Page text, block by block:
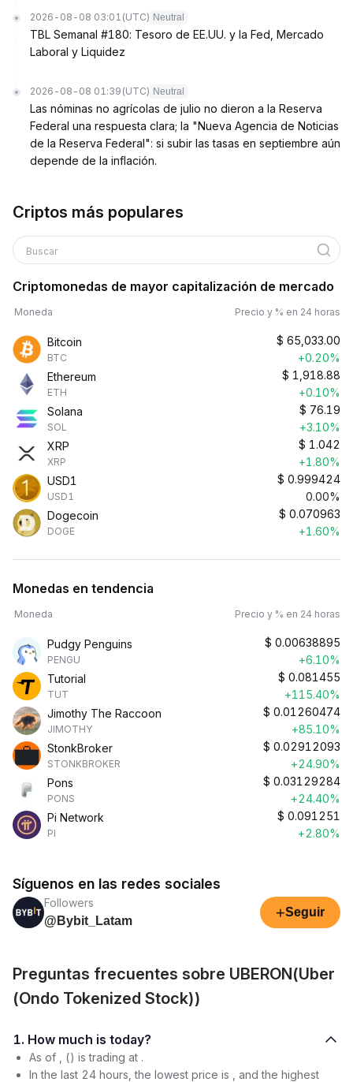
2026-08-08 03:01 (UTC) Neutral
TBL Semanal #180: Tesoro de EE.UU. y la Fed, Mercado
Laboral y Liquidez
2026-08-08 01:39 (UTC) Neutral
Las nóminas no agrícolas de julio no dieron a la Reserva
Federal una respuesta clara; la "Nueva Agencia de Noticias
de la Reserva Federal": si subir las tasas en septiembre aún
depende de la inflación.
Criptos más populares
Buscar
Criptomonedas de mayor capitalización de mercado
Moneda Precio y % en 24 horas
Bitcoin
BTC
$ 65,033.00
+0.20%
Ethereum
ETH
$ 1,918.88
+0.10%
Solana
SOL
$ 76.19
+3.10%
XRP
XRP
$ 1.042
+1.80%
USD1
USD1
$ 0.999424
0.00%
Dogecoin
DOGE
$ 0.070963
+1.60%
Monedas en tendencia
Moneda Precio y % en 24 horas
Pudgy Penguins
PENGU
$ 0.00638895
+6.10%
Tutorial
TUT
$ 0.081455
+115.40%
Jimothy The Raccoon
JIMOTHY
$ 0.01260474
+85.10%
StonkBroker
STONKBROKER
$ 0.02912093
+24.90%
Pons
PONS
$ 0.03129284
+24.40%
Pi Network
PI
$ 0.091251
+2.80%
Síguenos en las redes sociales
Followers
@Bybit_Latam
+Seguir
Preguntas frecuentes sobre UBERON(Uber
(Ondo Tokenized Stock))
1. How much is today?
As of , () is trading at .
In the last 24 hours, the lowest price is , and the highest